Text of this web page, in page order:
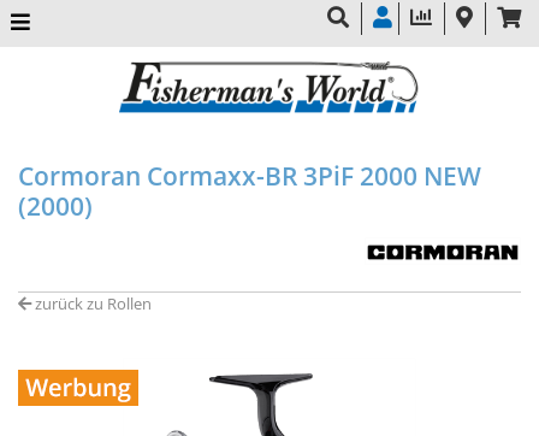
Cormoran Cormaxx-BR 3PiF 2000 NEW
(2000)
zurück zu Rollen